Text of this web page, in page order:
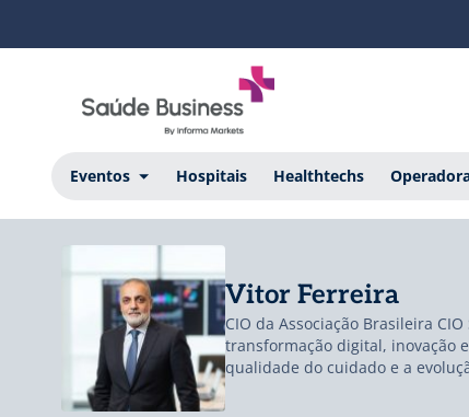
Eventos Hospitais Healthtechs
Vitor Ferreira
CIO da Associação Brasileira
transformação digital, inovação
qualidade do cuidado e a